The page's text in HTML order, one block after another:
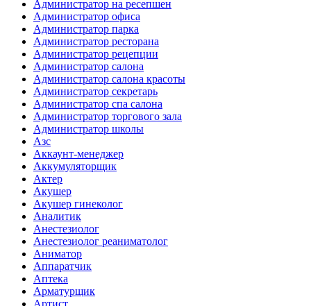
Администратор на ресепшен
Администратор офиса
Администратор парка
Администратор ресторана
Администратор рецепции
Администратор салона
Администратор салона красоты
Администратор секретарь
Администратор спа салона
Администратор торгового зала
Администратор школы
Азс
Аккаунт-менеджер
Аккумуляторщик
Актер
Акушер
Акушер гинеколог
Аналитик
Анестезиолог
Анестезиолог реаниматолог
Аниматор
Аппаратчик
Аптека
Арматурщик
Артист